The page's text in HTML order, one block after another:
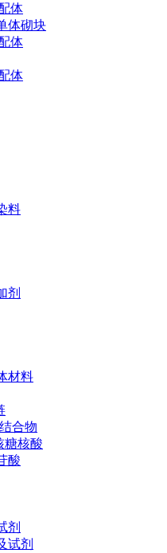
体
体砌块
体
体
料
剂
材料
合物
糖核酸
酸
剂
试剂